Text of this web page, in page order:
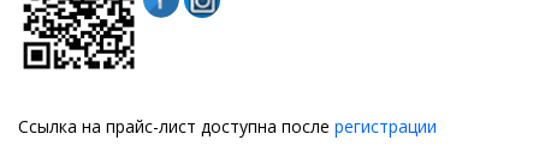
Ссылка на прайс-лист доступна после регистрации